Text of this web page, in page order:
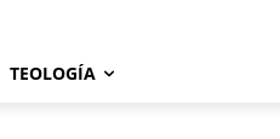
TEOLOGÍA